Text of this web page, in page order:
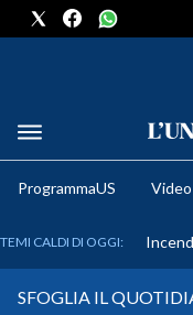
METEO
ProgrammaUS Video
TEMI CALDI DI OGGI:
SFOGLIA IL